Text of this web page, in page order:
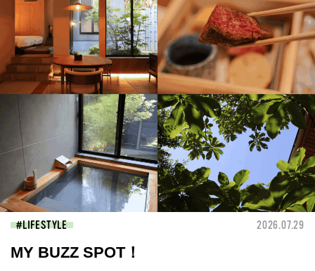
LIFESTYLE 2026.07.29
MY BUZZ SPOT！